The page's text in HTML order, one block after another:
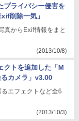
プライバシー侵害を
削除一気」
真からExif情報をまと
(2013/10/8)
クトを追加した「M
カメラ」v3.00
エフェクトなど全6
(2013/10/3)